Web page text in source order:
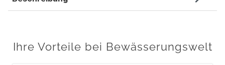
Ihre Vorteile bei Bewässerungswelt